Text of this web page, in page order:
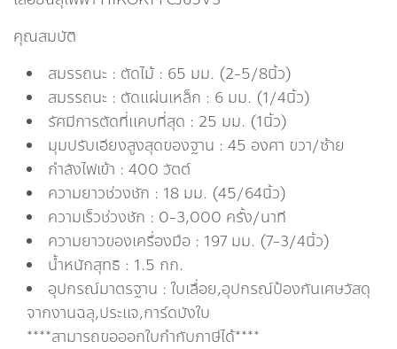
คุณสมบัติ
สมรรถนะ : ตัดไม้ : 65 มม. (2-5/8นิ้ว)
สมรรถนะ : ตัดแผ่นเหล็ก : 6 มม. (1/4นิ้ว)
รัศมีการตัดที่แคบที่สุด : 25 มม. (1นิ้ว)
มุมปรับเอียงสูงสุดของฐาน : 45 องศา ขวา/ซ้าย
กำลังไฟเข้า : 400 วัตต์
ความยาวช่วงชัก : 18 มม. (45/64นิ้ว)
ความเร็วช่วงชัก : 0-3,000 ครั้ง/นาที
ความยาวของเครื่องมือ : 197 มม. (7-3/4นิ้ว)
น้ำหนักสุทธิ : 1.5 กก.
อุปกรณ์มาตรฐาน : ใบเลื่อย,อุปกรณ์ป้องกันเศษวัสดุ
จากงานฉลุ,ประแจ,การ์ดบังใบ
****สามารถขอออกใบกำกับภาษีได้****